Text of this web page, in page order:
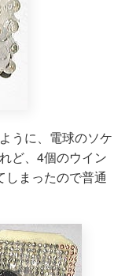
うに、電球のソケ
ど、4個のウイン
しまったので普通